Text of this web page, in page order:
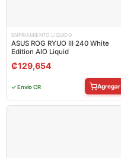
ENFRIAMIENTO LIQUIDO
ASUS ROG RYUO III 240 White
Edition AIO Liquid
₡129,654
✓ Envío CR Agregar